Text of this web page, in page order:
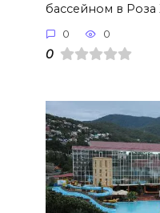
бассейном в Роза
0 0
0